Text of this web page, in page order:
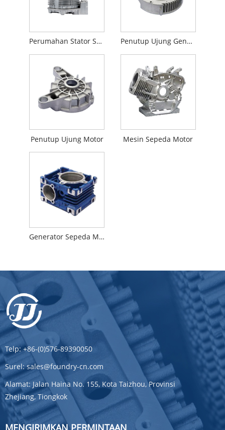
Perumahan Stator Sepeda Motor Penutup Ujung Generator
Penutup Ujung Motor Mesin Sepeda Motor
Generator Sepeda Motor
Telp: +86-(0)576-89390050
Surel: sales@foundry-cn.com
Alamat: Jalan Haina No. 155, Kota Taizhou, Provinsi
Zhejiang, Tiongkok